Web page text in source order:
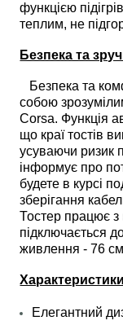
функцією
теплим, не
Безпека та
Безпека та
собою
Corsa. Функція
що краї тостів
усуваючи ризик
інформує про
будете в курсі
зберігання
Тостер працює з
підключається
живлення - 76
Елегантний